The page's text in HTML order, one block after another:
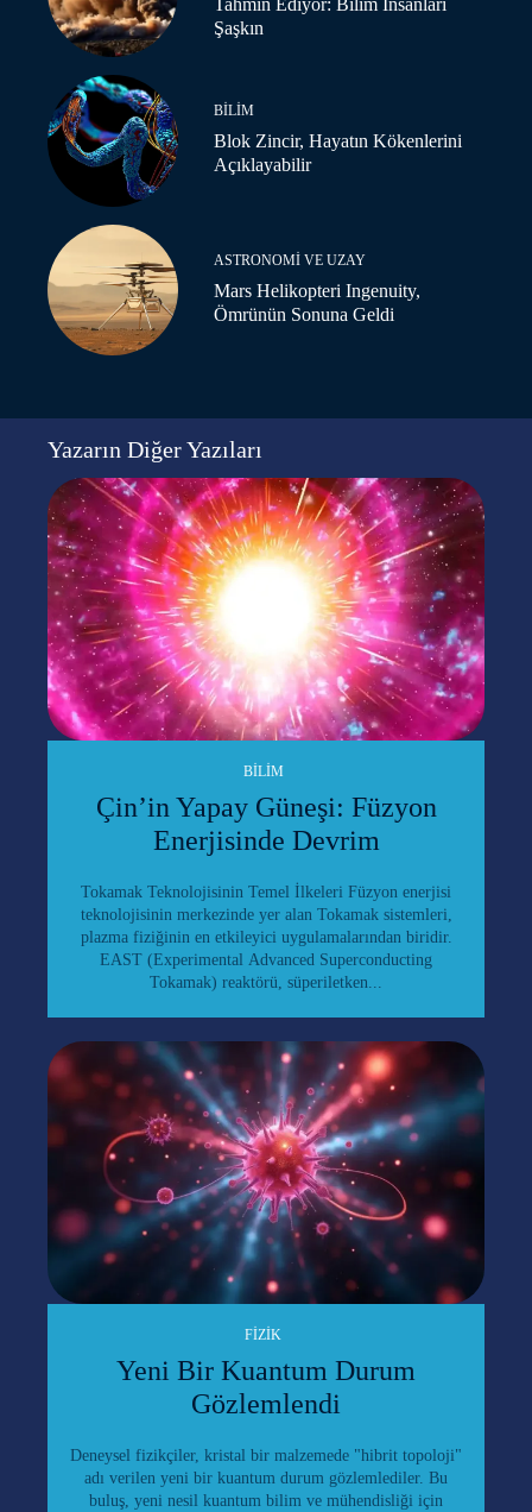
Tahmin Ediyor: Bilim İnsanları
Şaşkın
BILIM
Blok Zincir, Hayatın Kökenlerini
Açıklayabilir
ASTRONOMI VE UZAY
Mars Helikopteri Ingenuity,
Ömrünün Sonuna Geldi
Yazarın Diğer Yazıları
BILIM
Çin’in Yapay Güneşi: Füzyon
Enerjisinde Devrim
Tokamak Teknolojisinin Temel İlkeleri Füzyon enerjisi
teknolojisinin merkezinde yer alan Tokamak sistemleri,
plazma fiziğinin en etkileyici uygulamalarından biridir.
EAST (Experimental Advanced Superconducting
Tokamak) reaktörü, süperiletken...
FIZIK
Yeni Bir Kuantum Durum
Gözlemlendi
Deneysel fizikçiler, kristal bir malzemede "hibrit topoloji"
adı verilen yeni bir kuantum durum gözlemlediler. Bu
buluş, yeni nesil kuantum bilim ve mühendisliği için